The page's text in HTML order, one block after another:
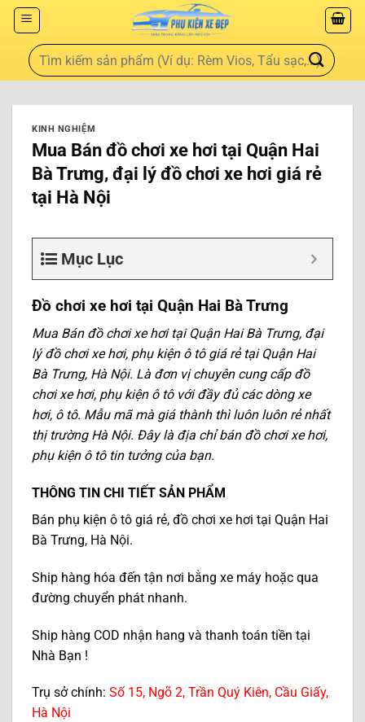
KINH NGHIỆM
Mua Bán đồ chơi xe hơi tại Quận Hai
Bà Trưng, đại lý đồ chơi xe hơi giá rẻ
tại Hà Nội
Mục Lục
Đồ chơi xe hơi tại Quận Hai Bà Trưng
Mua Bán đồ chơi xe hơi tại Quận Hai Bà Trưng, đại
lý đồ chơi xe hơi, phụ kiện ô tô giá rẻ tại Quận Hai
Bà Trưng, Hà Nội. Là đơn vị chuyên cung cấp đồ
chơi xe hơi, phụ kiện ô tô với đầy đủ các dòng xe
hơi, ô tô. Mẫu mã mà giá thành thì luôn luôn rẻ nhất
thị trường Hà Nội. Đây là địa chỉ bán đồ chơi xe hơi,
phụ kiện ô tô tin tưởng của bạn.
THÔNG TIN CHI TIẾT SẢN PHẨM
Bán phụ kiện ô tô giá rẻ, đồ chơi xe hơi tại Quận Hai
Bà Trưng, Hà Nội.
Ship hàng hóa đến tận nơi bằng xe máy hoặc qua
đường chuyển phát nhanh.
Ship hàng COD nhận hang và thanh toán tiền tại
Nhà Bạn !
Trụ sở chính: Số 15, Ngõ 2, Trần Quý Kiên, Cầu Giấy,
Hà Nội